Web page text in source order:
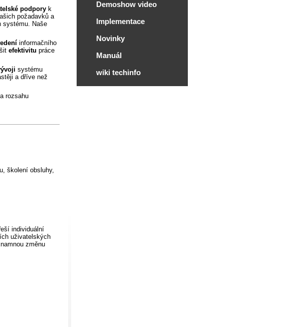
Demoshow video
Implementace
Novinky
Manuál
wiki techinfo
podporyk
požadavků a
systému. Naše
informačního
efektivitu práce
systému
a dříve než
rozsahu
školení obsluhy,
individuální
uživatelských
změnu